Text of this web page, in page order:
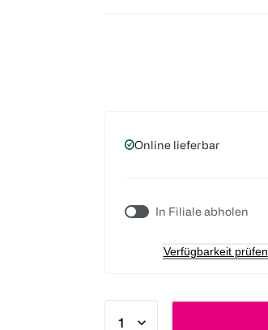
Online lieferbar
In Filiale abholen
Verfügbarkeit prüfen